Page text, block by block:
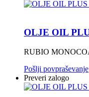
OLJE OIL
RUBIO
Pošlji povpraševanje
Preveri zalogo